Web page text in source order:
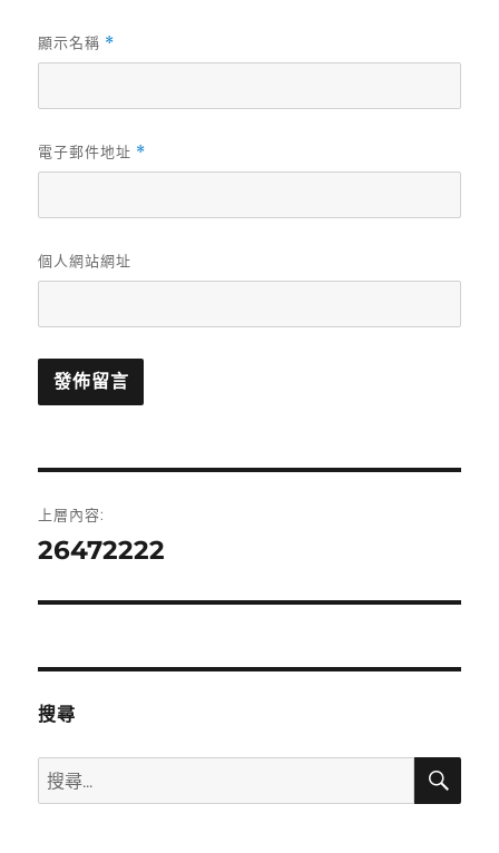
顯示名稱 *
電子郵件地址 *
個人網站網址
章
上層內容:
26472222
搜尋
搜
尋
搜